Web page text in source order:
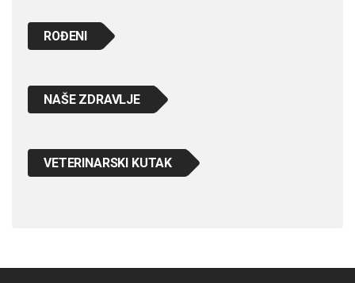
ROĐENI
NAŠE ZDRAVLJE
VETERINARSKI KUTAK